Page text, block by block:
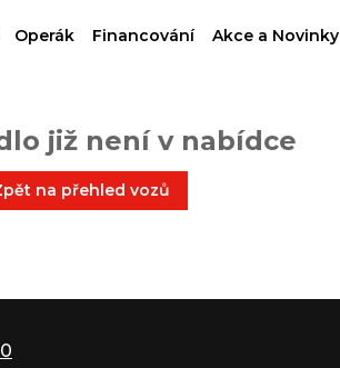
Operák Financování Akce a Novinky
již není v nabídce
na přehled vozů